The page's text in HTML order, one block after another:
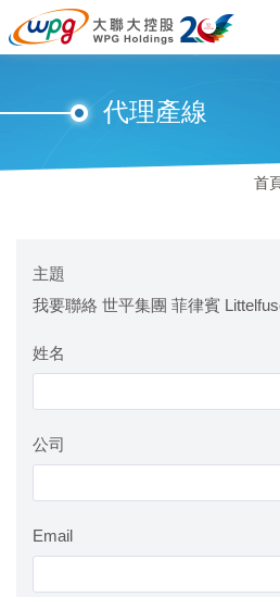
代理產線
首
主題
我要聯絡 世平集團 菲律賓
姓名
公司
Email